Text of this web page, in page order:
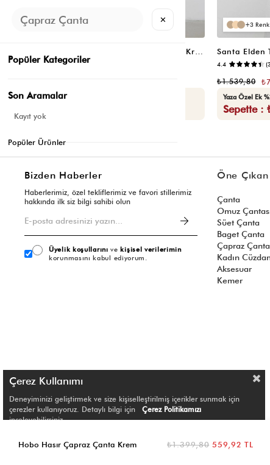
3
4.9 (11)📷
Seçili Ürünlerde Ek %30 İndirim
3
4.4
₺1.539,80
Yaza Özel Ek
Sepette :
Bizden Haberler
Haberlerimiz, özel tekliflerimiz ve favori stillerimiz
hakkında ilk siz bilgi sahibi olun
Üyelik koşullarını vekişisel verilerimin
korunmasını kabul ediyorum.
Öne
Çanta
Omuz
Süet Çanta
Baget Çanta
Çapraz Çanta
Kadın
Aksesuar
Kemer
© Shule. All right reserved.
Çerez Kullanımı
Deneyiminizi geliştirmek ve size kişiselleştirilmiş içerikler sunmak için
çerezler kullanıyoruz. Detaylı bilgi için Çerez Politikamızı
inceleyebilirsiniz.
✕
Popüler Kategoriler
Son Aramalar
Kayıt yok
Popüler Ürünler
Hobo Hasır Çapraz Çanta Krem ₺1.399,80 559,92 TL